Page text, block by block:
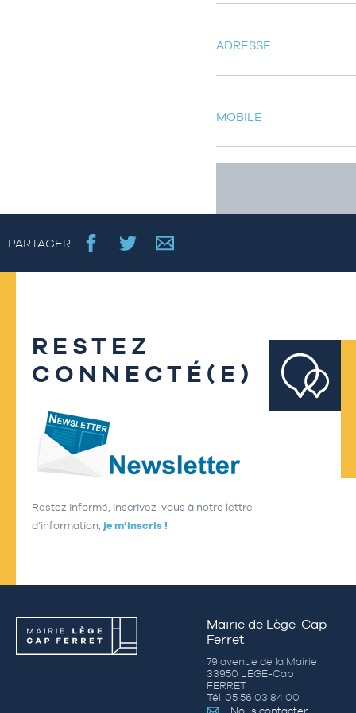
ADRESSE
MOBILE
PARTAGER
RESTEZ
CONNECTÉ(E)
Restez informé, inscrivez-vous à notre lettre
d’information, je m’inscris !
Mairie de Lège-Cap
Ferret
79 avenue de la Mairie
33950 LÈGE-Cap
FERRET
Tél. 05 56 03 84 00